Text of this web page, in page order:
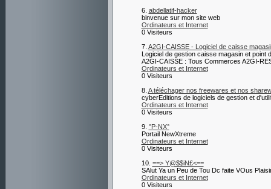
6. abdellatif-hacker
binvenue sur mon site web
Ordinateurs et Internet
0 Visiteurs
7. A2GI-CAISSE - Logiciel de caisse
Logiciel de gestion caisse magasin et point
A2GI-CAISSE : Tous Commerces A2GI-
Ordinateurs et Internet
0 Visiteurs
8. A téléchager nos freewares et nos
cyberEditions de logiciels de gestion et
Ordinateurs et Internet
0 Visiteurs
9. °P-NX°
Portail NewXtreme
Ordinateurs et Internet
0 Visiteurs
10. ==> Y@$$iN£<==
SAlut Ya un Peu de Tou Dc faite VOus
Ordinateurs et Internet
0 Visiteurs